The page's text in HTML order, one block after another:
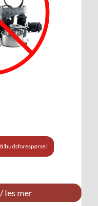
tilbudsforespørsel
les mer